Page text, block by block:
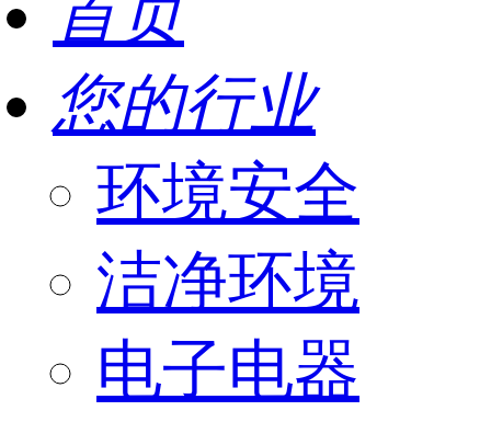
首页
您的行业
环境安全
洁净环境
电子电器